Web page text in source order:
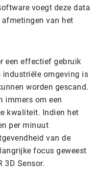
voegt deze data
van het
een effectief gebruik
industriële omgeving is
worden gescand.
immers om een
kwaliteit. Indien het
per minuut
van de
focus geweest
3D Sensor.